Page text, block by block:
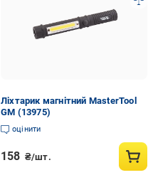
Ліхтарик магнітний MasterTool
GM (13975)
оцінити
158 ₴/шт.